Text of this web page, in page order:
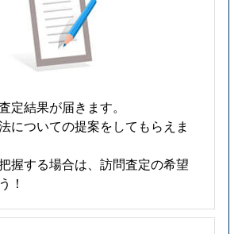
定結果が届きます。
についての提案をしてもらえま
握する場合は、訪問査定の希望
！